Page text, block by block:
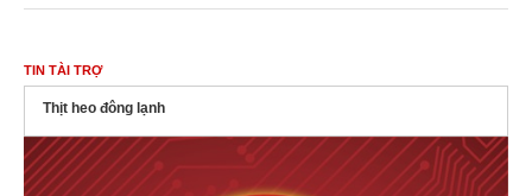
TIN TÀI TRỢ
Thịt heo đông lạnh